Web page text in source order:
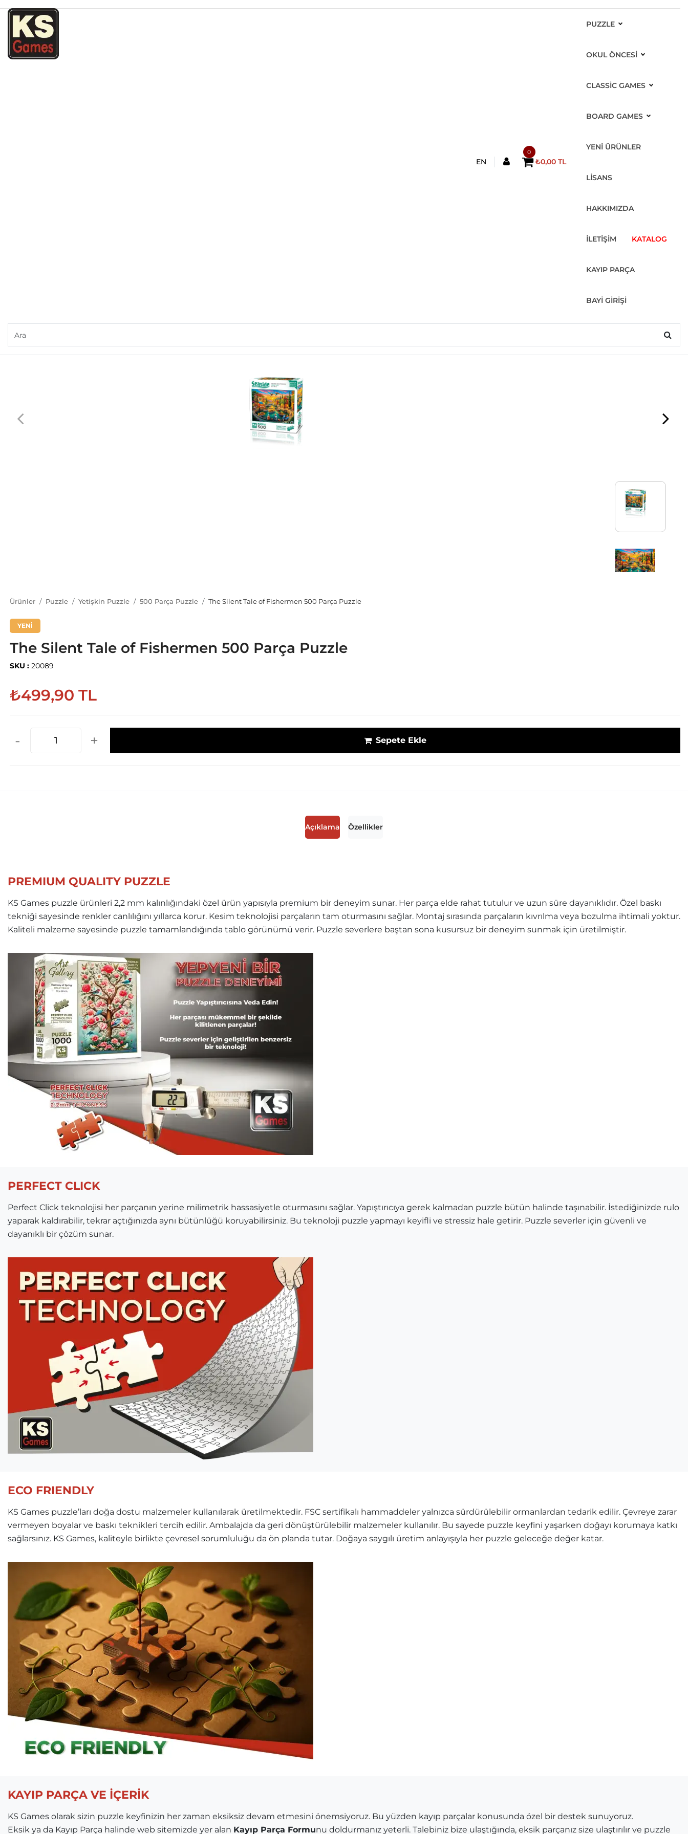
EN
0
₺0,00 TL
PUZZLE
OKUL ÖNCESİ
CLASSIC GAMES
BOARD GAMES
YENİ ÜRÜNLER
LİSANS
HAKKIMIZDA
İLETİŞİM KATALOG
KAYIP PARÇA
BAYİ GİRİŞİ
Ürünler Puzzle Yetişkin Puzzle 500 Parça Puzzle The Silent Tale of Fishermen 500 Parça Puzzle
YENİ
The Silent Tale of Fishermen 500 Parça Puzzle
SKU : 20089
₺499,90 TL
- + Sepete Ekle
Açıklama Özellikler
PREMIUM QUALITY PUZZLE
KS Games puzzle ürünleri 2,2 mm kalınlığındaki özel ürün yapısıyla premium bir deneyim sunar. Her parça elde rahat tutulur ve uzun süre dayanıklıdır. Özel baskı
tekniği sayesinde renkler canlılığını yıllarca korur. Kesim teknolojisi parçaların tam oturmasını sağlar. Montaj sırasında parçaların kıvrılma veya bozulma ihtimali yoktur.
Kaliteli malzeme sayesinde puzzle tamamlandığında tablo görünümü verir. Puzzle severlere baştan sona kusursuz bir deneyim sunmak için üretilmiştir.
PERFECT CLICK
Perfect Click teknolojisi her parçanın yerine milimetrik hassasiyetle oturmasını sağlar. Yapıştırıcıya gerek kalmadan puzzle bütün halinde taşınabilir. İstediğinizde rulo
yaparak kaldırabilir, tekrar açtığınızda aynı bütünlüğü koruyabilirsiniz. Bu teknoloji puzzle yapmayı keyifli ve stressiz hale getirir. Puzzle severler için güvenli ve
dayanıklı bir çözüm sunar.
ECO FRIENDLY
KS Games puzzle’ları doğa dostu malzemeler kullanılarak üretilmektedir. FSC sertifikalı hammaddeler yalnızca sürdürülebilir ormanlardan tedarik edilir. Çevreye zarar
vermeyen boyalar ve baskı teknikleri tercih edilir. Ambalajda da geri dönüştürülebilir malzemeler kullanılır. Bu sayede puzzle keyfini yaşarken doğayı korumaya katkı
sağlarsınız. KS Games, kaliteyle birlikte çevresel sorumluluğu da ön planda tutar. Doğaya saygılı üretim anlayışıyla her puzzle geleceğe değer katar.
KAYIP PARÇA VE İÇERİK
KS Games olarak sizin puzzle keyfinizin her zaman eksiksiz devam etmesini önemsiyoruz. Bu yüzden kayıp parçalar konusunda özel bir destek sunuyoruz.
Eksik ya da Kayıp Parça halinde web sitemizde yer alan Kayıp Parça Formunu doldurmanız yeterli. Talebiniz bize ulaştığında, eksik parçanız size ulaştırılır ve puzzle